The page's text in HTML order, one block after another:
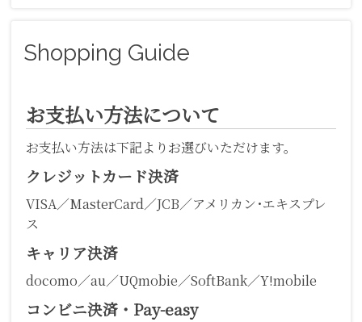
Shopping Guide
お支払い方法について
お支払い方法は下記よりお選びいただけます。
クレジットカード決済
VISA／MasterCard／JCB／アメリカン･エキスプレ
ス
キャリア決済
docomo／au／UQmobie／SoftBank／Y!mobile
コンビニ決済・Pay-easy